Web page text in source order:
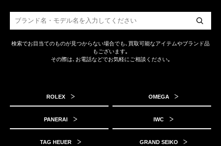
検索でお目当てのものが見つからない場合でも､買取可能なアイテムやブランド品
もございます｡
その際は､お電話などでお気軽にご相談ください｡
ROLEX OMEGA
PANERAI IWC
TAG HEUER GRAND SEIKO